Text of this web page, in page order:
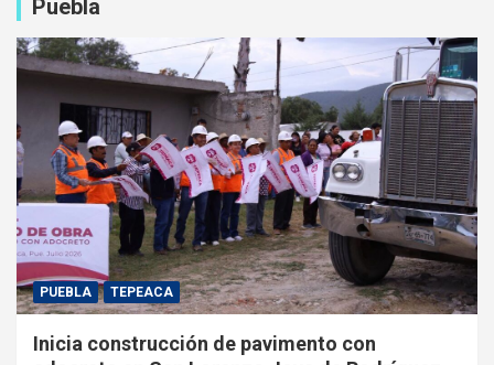
Puebla
PUEBLA TEPEACA
Inicia construcción de pavimento con